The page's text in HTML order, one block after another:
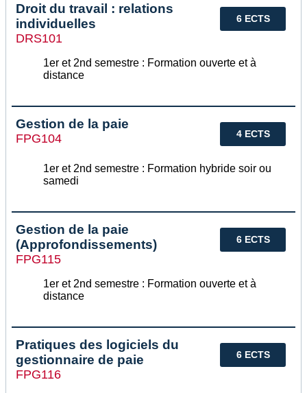
6 ECTS
Droit du travail : relations
individuelles
DRS101
1er et 2nd semestre : Formation ouverte et à
distance
4 ECTS
Gestion de la paie
FPG104
1er et 2nd semestre : Formation hybride soir ou
samedi
6 ECTS
Gestion de la paie
(Approfondissements)
FPG115
1er et 2nd semestre : Formation ouverte et à
distance
6 ECTS
Pratiques des logiciels du
gestionnaire de paie
FPG116